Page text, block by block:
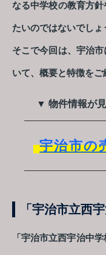
なる中学校の教育方
たいのではないでしょ
そこで今回は、宇治
いて、概要と特徴をご
▼ 物件情報が
宇治市の
「宇治市立西
「宇治市立西宇治中